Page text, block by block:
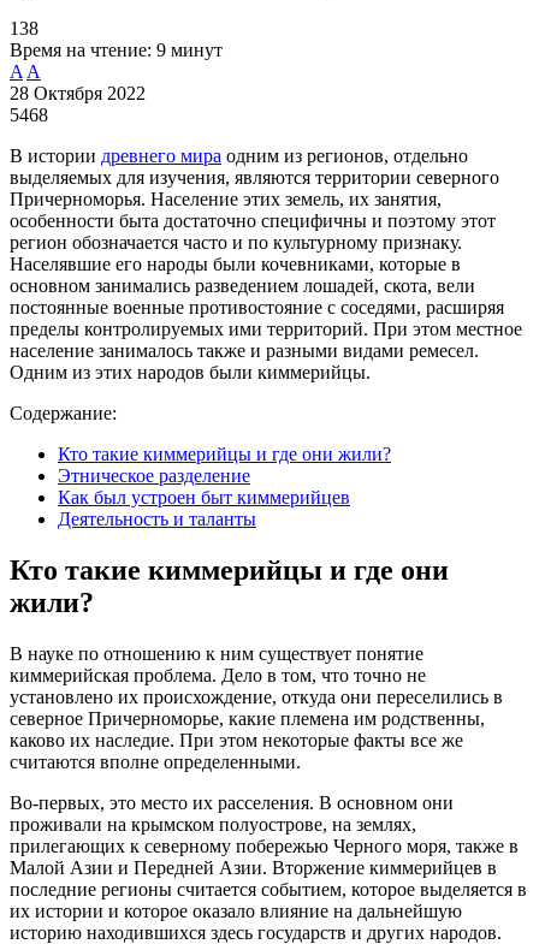
138
Время на чтение: 9 минут
A A
28 Октября 2022
5468
В истории древнего мира одним из регионов, отдельно
выделяемых для изучения, являются территории северного
Причерноморья. Население этих земель, их занятия,
особенности быта достаточно специфичны и поэтому этот
регион обозначается часто и по культурному признаку.
Населявшие его народы были кочевниками, которые в
основном занимались разведением лошадей, скота, вели
постоянные военные противостояние с соседями, расширяя
пределы контролируемых ими территорий. При этом местное
население занималось также и разными видами ремесел.
Одним из этих народов были киммерийцы.
Содержание:
Кто такие киммерийцы и где они жили?
Этническое разделение
Как был устроен быт киммерийцев
Деятельность и таланты
Кто такие киммерийцы и где они
жили?
В науке по отношению к ним существует понятие
киммерийская проблема. Дело в том, что точно не
установлено их происхождение, откуда они переселились в
северное Причерноморье, какие племена им родственны,
каково их наследие. При этом некоторые факты все же
считаются вполне определенными.
Во-первых, это место их расселения. В основном они
проживали на крымском полуострове, на землях,
прилегающих к северному побережью Черного моря, также в
Малой Азии и Передней Азии. Вторжение киммерийцев в
последние регионы считается событием, которое выделяется в
их истории и которое оказало влияние на дальнейшую
историю находившихся здесь государств и других народов.